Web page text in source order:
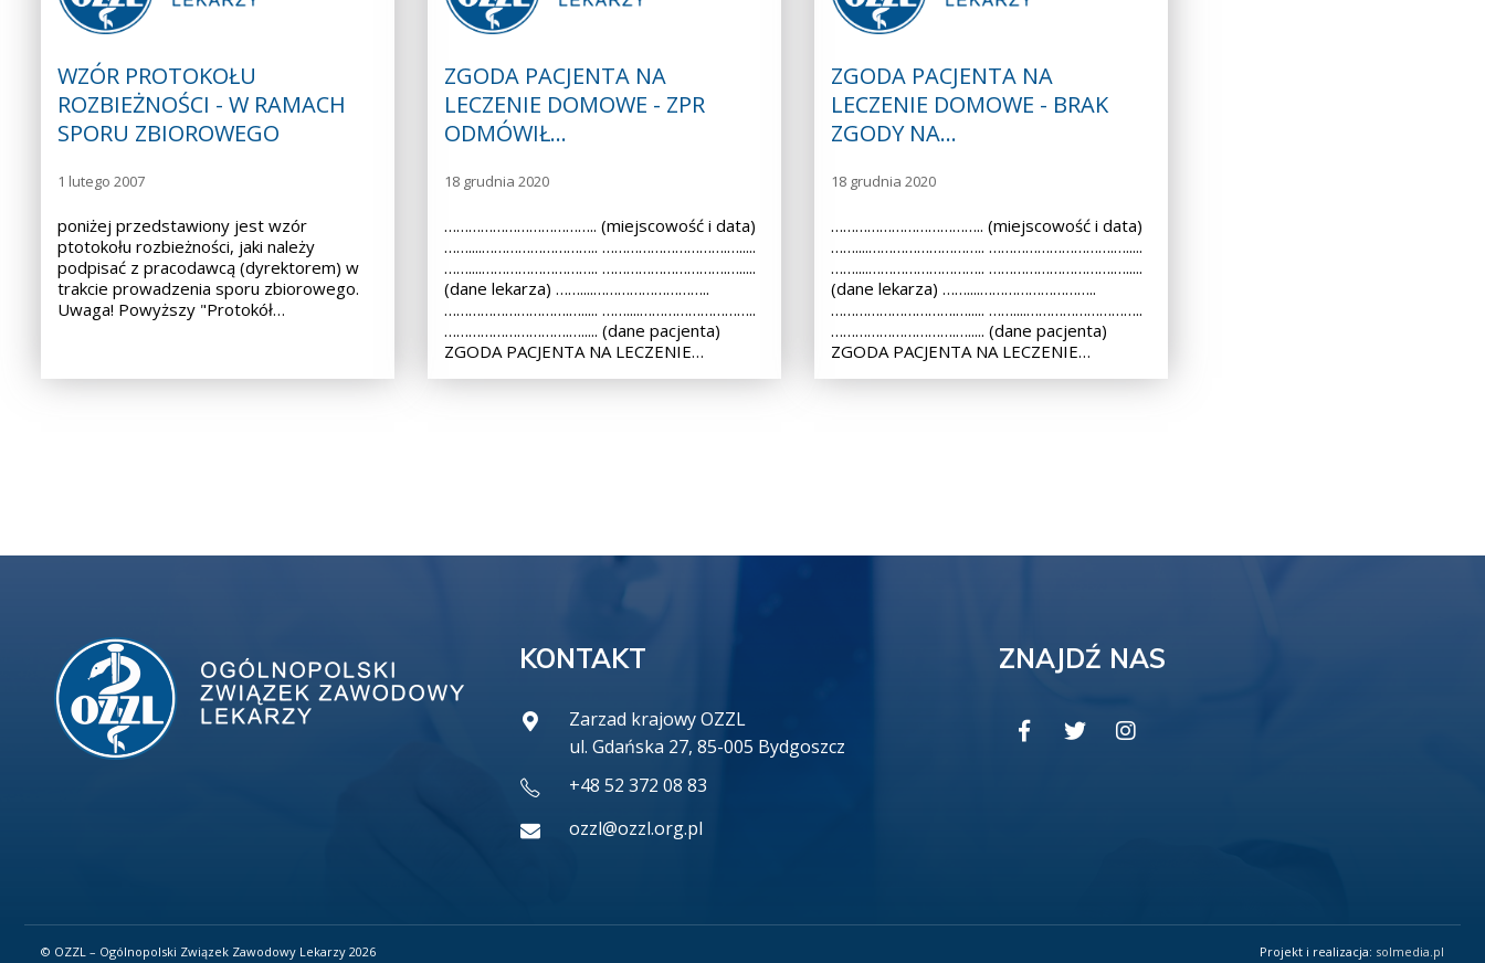
WZÓR PROTOKOŁU
ROZBIEŻNOŚCI - W RAMACH
SPORU ZBIOROWEGO
1 lutego 2007
poniżej przedstawiony jest wzór
ptotokołu rozbieżności, jaki należy
podpisać z pracodawcą (dyrektorem) w
trakcie prowadzenia sporu zbiorowego.
Uwaga! Powyższy "Protokół…
ZGODA PACJENTA NA
LECZENIE DOMOWE - ZPR
ODMÓWIŁ…
18 grudnia 2020
……………………………….. (miejscowość i data)
……....……………………….. ………………………….….....
……....……………………….. ………………………….….....
(dane lekarza) ……....………………………..
………………………….…..... ……....………………………..
………………………….…..... (dane pacjenta)
ZGODA PACJENTA NA LECZENIE…
ZGODA PACJENTA NA
LECZENIE DOMOWE - BRAK
ZGODY NA…
18 grudnia 2020
……………………………….. (miejscowość i data)
……....……………………….. ………………………….….....
……....……………………….. ………………………….….....
(dane lekarza) ……....………………………..
………………………….…..... ……....………………………..
………………………….…..... (dane pacjenta)
ZGODA PACJENTA NA LECZENIE…
KONTAKT
Zarzad krajowy OZZL
ul. Gdańska 27, 85-005 Bydgoszcz
+48 52 372 08 83
ozzl@ozzl.org.pl
ZNAJDŹ NAS
© OZZL – Ogólnopolski Związek Zawodowy Lekarzy 2026 Projekt i realizacja: solmedia.pl